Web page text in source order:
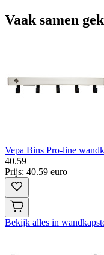
Vaak samen
Vepa Bins Pro-line
40.59
Prijs: 40.59 euro
Bekijk alles in